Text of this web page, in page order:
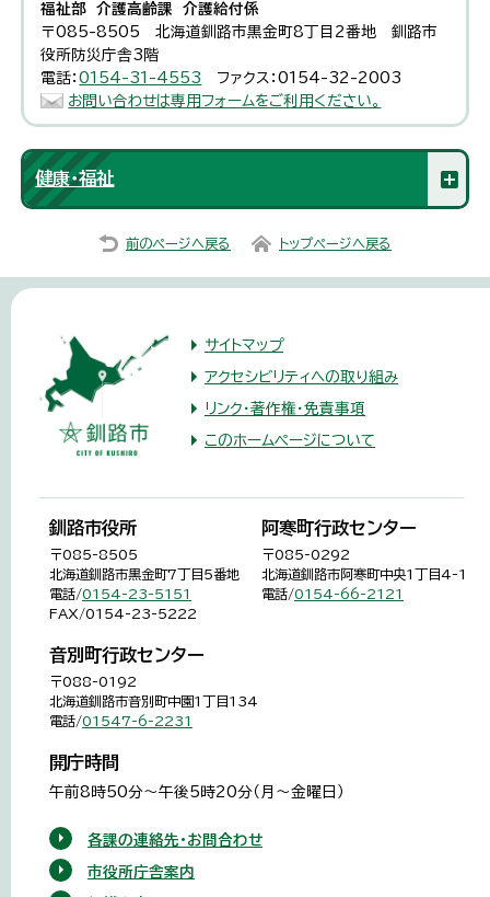
福祉部 介護高齢課 介護給付係
〒085-8505 北海道釧路市黒金町8丁目2番地 釧路市
役所防災庁舎3階
電話：0154-31-4553
ファクス：0154-32-2003
お問い合わせは専用フォームをご利用ください。
健康・福祉
前のページへ戻る トップページへ戻る
サイトマップ
アクセシビリティへの取り組み
リンク・著作権・免責事項
このホームページについて
釧路市役所
〒085-8505
北海道釧路市黒金町7丁目5番地
電話/0154-23-5151
FAX/0154-23-5222
阿寒町行政センター
〒085-0292
北海道釧路市阿寒町中央1丁目4-1
電話/0154-66-2121
音別町行政センター
〒088-0192
北海道釧路市音別町中園1丁目134
電話/01547-6-2231
開庁時間
午前8時50分～午後5時20分（月～金曜日）
各課の連絡先・お問合わせ
市役所庁舎案内